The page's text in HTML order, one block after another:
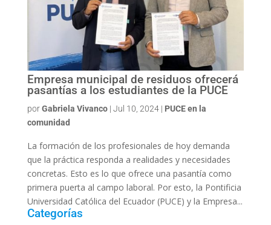
Empresa municipal de residuos ofrecerá
pasantías a los estudiantes de la PUCE
porGabriela Vivanco| Jul 10, 2024| PUCE en la
comunidad
La formación de los profesionales de hoy demanda
que la práctica responda a realidades y necesidades
concretas. Esto es lo que ofrece una pasantía como
primera puerta al campo laboral. Por esto, la Pontificia
Universidad Católica del Ecuador (PUCE) y la Empresa...
Categorías